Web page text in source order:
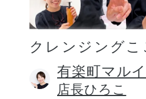
クレンジングこ
有楽町マル
店長ひろこ